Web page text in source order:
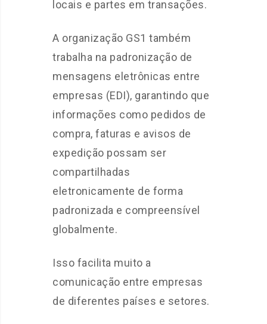
locais e partes em transações.
A organização GS1 também
trabalha na padronização de
mensagens eletrônicas entre
empresas (EDI), garantindo que
informações como pedidos de
compra, faturas e avisos de
expedição possam ser
compartilhadas
eletronicamente de forma
padronizada e compreensível
globalmente.
Isso facilita muito a
comunicação entre empresas
de diferentes países e setores.